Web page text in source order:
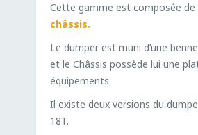
Cette gamme est composée de
châssis.
Le dumper est muni d’une
et le Châssis possède lui une
équipements.
Il existe deux versions du
18T.